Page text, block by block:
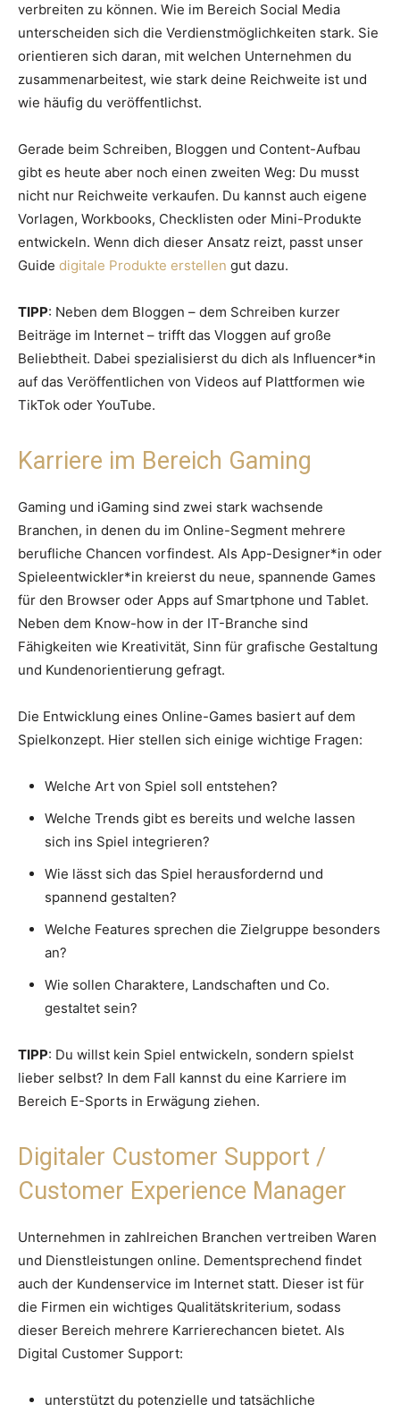
verbreiten zu können. Wie im Bereich Social Media
unterscheiden sich die Verdienstmöglichkeiten stark. Sie
orientieren sich daran, mit welchen Unternehmen du
zusammenarbeitest, wie stark deine Reichweite ist und
wie häufig du veröffentlichst.
Gerade beim Schreiben, Bloggen und Content-Aufbau
gibt es heute aber noch einen zweiten Weg: Du musst
nicht nur Reichweite verkaufen. Du kannst auch eigene
Vorlagen, Workbooks, Checklisten oder Mini-Produkte
entwickeln. Wenn dich dieser Ansatz reizt, passt unser
Guide digitale Produkte erstellen gut dazu.
TIPP: Neben dem Bloggen – dem Schreiben kurzer
Beiträge im Internet – trifft das Vloggen auf große
Beliebtheit. Dabei spezialisierst du dich als Influencer*in
auf das Veröffentlichen von Videos auf Plattformen wie
TikTok oder YouTube.
Karriere im Bereich Gaming
Gaming und iGaming sind zwei stark wachsende
Branchen, in denen du im Online-Segment mehrere
berufliche Chancen vorfindest. Als App-Designer*in oder
Spieleentwickler*in kreierst du neue, spannende Games
für den Browser oder Apps auf Smartphone und Tablet.
Neben dem Know-how in der IT-Branche sind
Fähigkeiten wie Kreativität, Sinn für grafische Gestaltung
und Kundenorientierung gefragt.
Die Entwicklung eines Online-Games basiert auf dem
Spielkonzept. Hier stellen sich einige wichtige Fragen:
Welche Art von Spiel soll entstehen?
Welche Trends gibt es bereits und welche lassen
sich ins Spiel integrieren?
Wie lässt sich das Spiel herausfordernd und
spannend gestalten?
Welche Features sprechen die Zielgruppe besonders
an?
Wie sollen Charaktere, Landschaften und Co.
gestaltet sein?
TIPP: Du willst kein Spiel entwickeln, sondern spielst
lieber selbst? In dem Fall kannst du eine Karriere im
Bereich E-Sports in Erwägung ziehen.
Digitaler Customer Support /
Customer Experience Manager
Unternehmen in zahlreichen Branchen vertreiben Waren
und Dienstleistungen online. Dementsprechend findet
auch der Kundenservice im Internet statt. Dieser ist für
die Firmen ein wichtiges Qualitätskriterium, sodass
dieser Bereich mehrere Karrierechancen bietet. Als
Digital Customer Support:
unterstützt du potenzielle und tatsächliche